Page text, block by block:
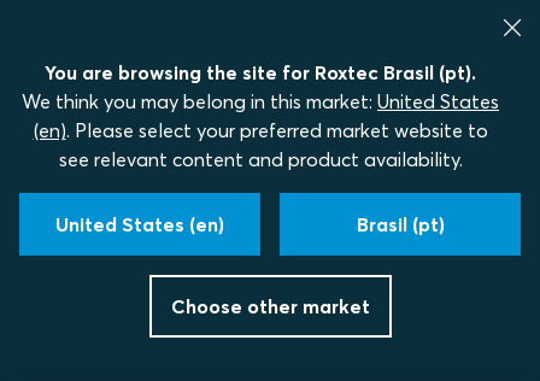
You are browsing the site for Roxtec Brasil (pt).
We think you may belong in this market: United States
(en). Please select your preferred market website to
see relevant content and product availability.
United States (en) Brasil (pt)
Choose other market